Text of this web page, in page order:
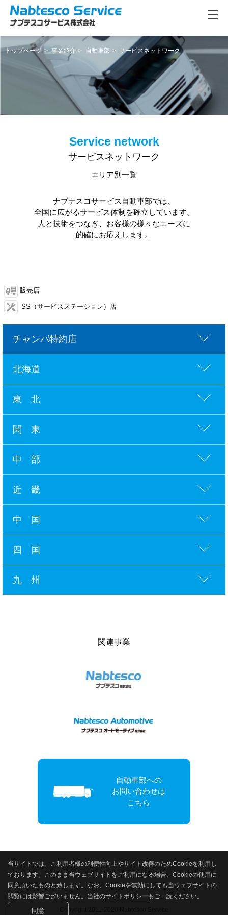
トップページ 事業紹介 自動車部 サービスネットワーク
サービスネットワーク
エリア別一覧
ナブテスコサービス自動車部では、
全国に広がるサービス体制を確立しています。
人と技術をつなぎ、お客様の様々なニーズに
的確にお応えします。
販売店
SS（サービスステーション）店
チャンバ特約店
北海道
東 北
関 東
中 部
近 畿
中 国
四 国
九 州
関連事業
自動車部への
お問い合わせは
こちら
当サイトでは、ご利用者様の利便性向上やサイト改善のためCookieを利用し
ております。このまま当ウェブサイトをご利用になる場合、Cookieの使用に
同意頂いたものと致します。なお、Cookieを無効にしても当ウェブサイトの
閲覧には影響ございません。当社のサイトポリシー もご一読ください。
同意